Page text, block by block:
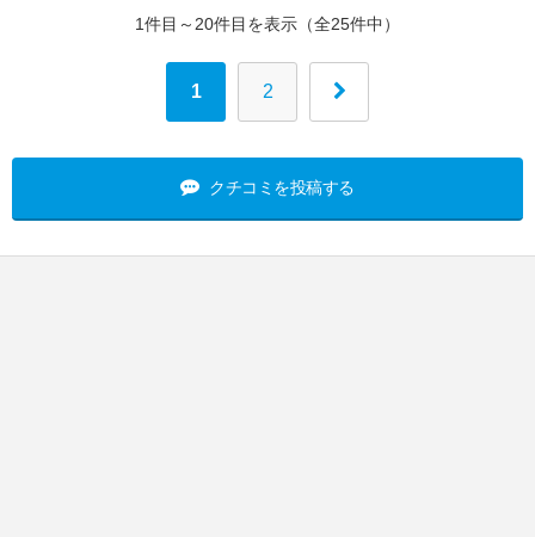
1件目～20件目を表示（全25件中）
1 2
クチコミを投稿する